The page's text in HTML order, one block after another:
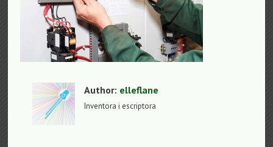
Author: elleflane
Inventora i escriptora